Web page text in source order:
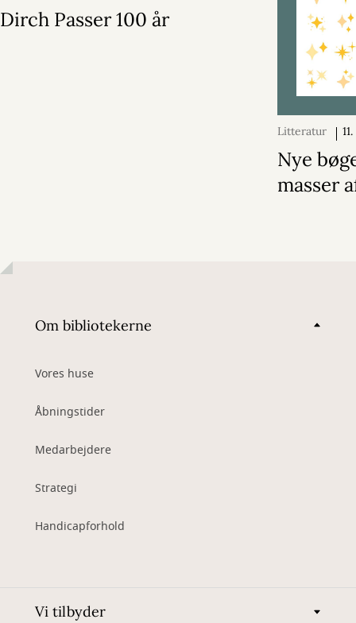
Dirch Passer 100 år
Litteratur
2025
Nye
masser
Om bibliotekerne
Vores huse
Åbningstider
Medarbejdere
Strategi
Handicapforhold
Vi tilbyder